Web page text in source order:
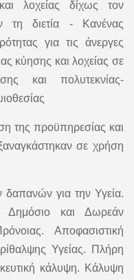
λοχείας δίχως τον
τη διετία - Κανένας
για τις άνεργες
κύησης και λοχείας σε
και πολυτεκνίας-
προϋπηρεσίας και
σε χρήση
για την Υγεία.
Δημόσιο και Δωρεάν
Αποφασιστική
Υγείας. Πλήρη
κάλυψη. Κάλυψη